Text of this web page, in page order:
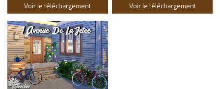
Voir le téléchargement
Voir le téléchargement